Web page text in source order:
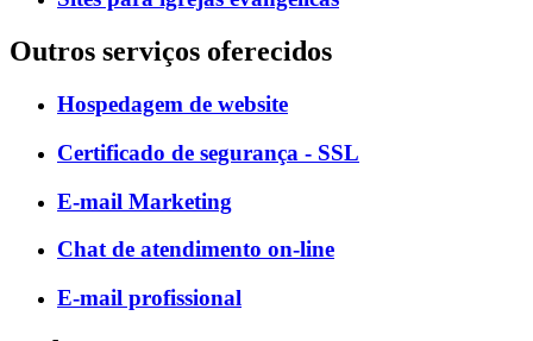
Outros serviços oferecidos
Hospedagem de website
Certificado de segurança - SSL
E-mail Marketing
Chat de atendimento on-line
E-mail profissional